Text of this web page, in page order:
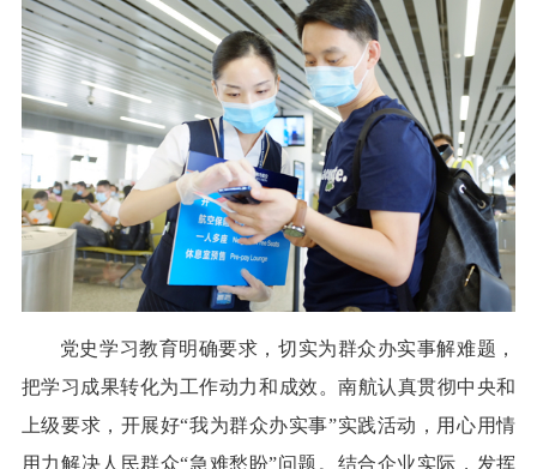
党史学习教育明确要求，切实为群众办实事解难题，
把学习成果转化为工作动力和成效。南航认真贯彻中央和
上级要求，开展好“我为群众办实事”实践活动，用心用情
用力解决人民群众“急难愁盼”问题。结合企业实际，发挥